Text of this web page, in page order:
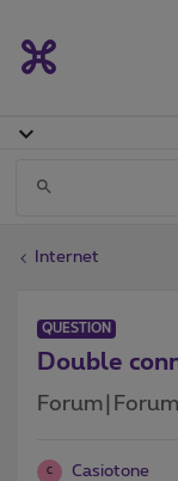
Internet
QUESTION
Double
C Casiotone